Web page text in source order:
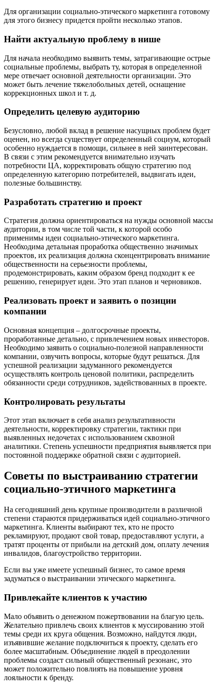
Для организации социально-этического маркетинга готовому
для этого бизнесу придется пройти несколько этапов.
Найти актуальную проблему в нише
Для начала необходимо выявить темы, затрагивающие острые
социальные проблемы, выбрать ту, которая в определенной
мере отвечает основной деятельности организации. Это
может быть лечение тяжелобольных детей, оснащение
коррекционных школ и т. д.
Определить целевую аудиторию
Безусловно, любой вклад в решение насущных проблем будет
оценен, но всегда существует определенный социум, который
особенно нуждается в помощи, сильнее в ней заинтересован.
В связи с этим рекомендуется внимательно изучать
потребности ЦА, корректировать общую стратегию под
определенную категорию потребителей, выдвигать идеи,
полезные большинству.
Разработать стратегию и проект
Стратегия должна ориентироваться на нужды основной массы
аудитории, в том числе той части, к которой особо
применимы идеи социально-этического маркетинга.
Необходима детальная проработка общественно значимых
проектов, их реализация должна сконцентрировать внимание
общественности на серьезности проблемы,
продемонстрировать, каким образом бренд подходит к ее
решению, генерирует идеи. Это этап планов и черновиков.
Реализовать проект и заявить о позиции
компании
Основная концепция – долгосрочные проекты,
проработанные детально, с привлечением новых инвесторов.
Необходимо заявить о социально-полезной направленности
компании, озвучить вопросы, которые будут решаться. Для
успешной реализации задуманного рекомендуется
осуществлять контроль ценовой политики, распределить
обязанности среди сотрудников, задействованных в проекте.
Контролировать результаты
Этот этап включает в себя анализ результативности
деятельности, корректировку стратегии, тактики при
выявленных недочетах с использованием сквозной
аналитики. Степень успешности предприятия выявляется при
постоянной поддержке обратной связи с аудиторией.
Советы по выстраиванию стратегии
социально-этичного маркетинга
На сегодняшний день крупные производители в различной
степени стараются придерживаться идей социально-этичного
маркетинга. Клиенты выбирают тех, кто не просто
рекламируют, продают свой товар, предоставляют услуги, а
тратят проценты от прибыли на детский дом, оплату лечения
инвалидов, благоустройство территории.
Если вы уже имеете успешный бизнес, то самое время
задуматься о выстраивании этического маркетинга.
Привлекайте клиентов к участию
Мало объявить о денежном пожертвовании на благую цель.
Желательно привлечь своих клиентов к муссированию этой
темы среди их круга общения. Возможно, найдутся люди,
изъявившие желание подключиться к проекту, сделать его
более масштабным. Объединение людей в преодолении
проблемы создаст сильный общественный резонанс, это
может положительно повлиять на повышение уровня
лояльности к бренду.